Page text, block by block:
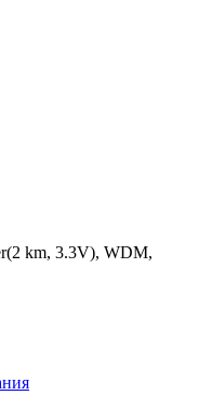
km, 3.3V), WDM,